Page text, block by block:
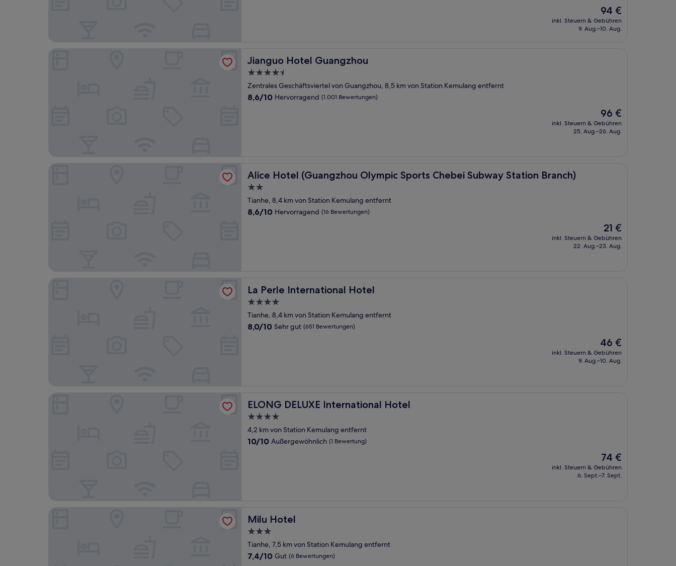
Der
Preis
beträgt
94 €
inkl. Steuern & Gebühren
9. Aug.–10. Aug.
Jianguo Hotel Guangzhou
Jianguo Hotel Guangzhou
4.5-
Sterne-
Unterkunft
Zentrales Geschäftsviertel von Guangzhou, 8,5 km von Station Kemulang entfernt
8.6
8,6/10 Hervorragend (1.001 Bewertungen)
Der
Preis
beträgt
96 €
inkl. Steuern & Gebühren
25. Aug.–26. Aug.
Alice Hotel (Guangzhou Olympic Sports Chebei Subway Station Branch)
Alice Hotel (Guangzhou Olympic Sports Chebei Subway Station Branch)
2.0-
Sterne-
Unterkunft
Tianhe, 8,4 km von Station Kemulang entfernt
8.6
8,6/10 Hervorragend (16 Bewertungen)
Der
Preis
beträgt
21 €
inkl. Steuern & Gebühren
22. Aug.–23. Aug.
Alice Hotel (Guangzhou Olympic Sports Chebei Subway Station Branch)
La Perle International Hotel
La Perle International Hotel
4.0-
Sterne-
Unterkunft
Tianhe, 8,4 km von Station Kemulang entfernt
8.0
8,0/10 Sehr gut (651 Bewertungen)
Der
Preis
beträgt
46 €
inkl. Steuern & Gebühren
9. Aug.–10. Aug.
ELONG DELUXE International Hotel
ELONG DELUXE International Hotel
4.0-
Sterne-
Unterkunft
4,2 km von Station Kemulang entfernt
10.0
10/10 Außergewöhnlich (1 Bewertung)
Der
Preis
beträgt
74 €
inkl. Steuern & Gebühren
6. Sept.–7. Sept.
Milu Hotel
Milu Hotel
3.0-
Sterne-
Unterkunft
Tianhe, 7,5 km von Station Kemulang entfernt
7.4
7,4/10 Gut (6 Bewertungen)